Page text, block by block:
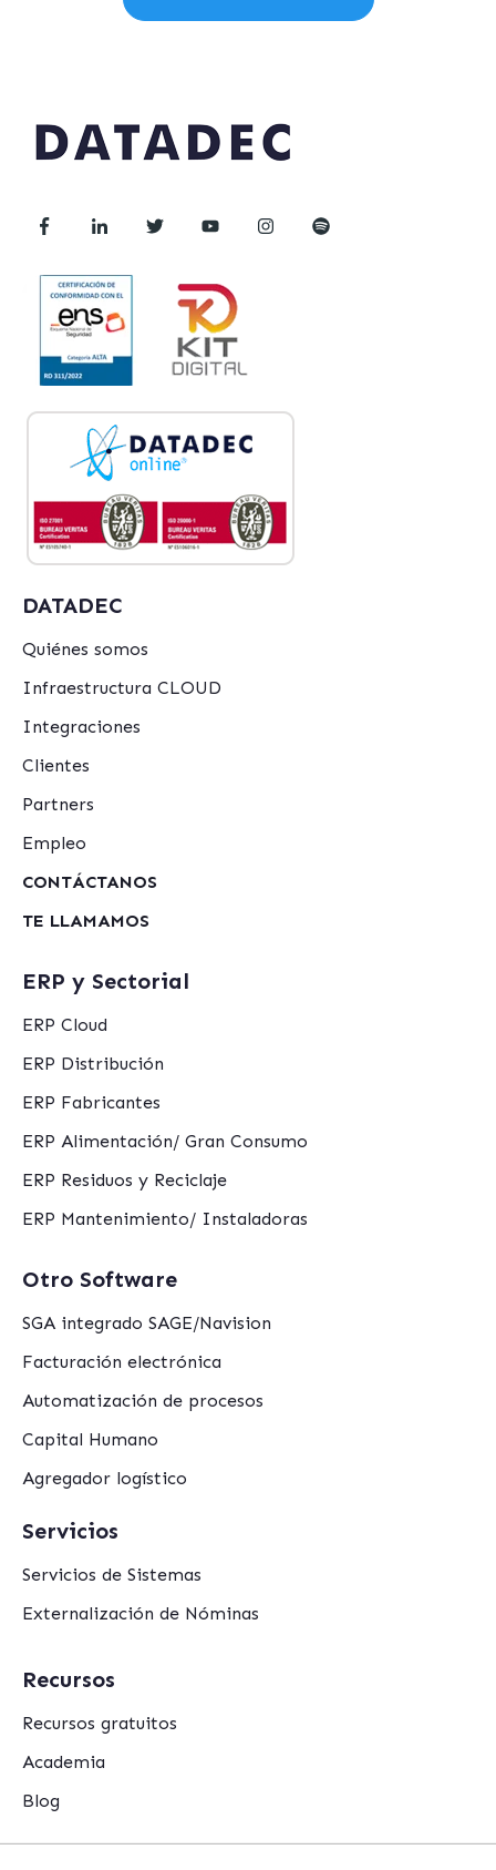
DATADEC
Quiénes somos
Infraestructura CLOUD
Integraciones
Clientes
Partners
Empleo
CONTÁCTANOS
TE LLAMAMOS
ERP y Sectorial
ERP Cloud
ERP Distribución
ERP Fabricantes
ERP Alimentación/ Gran Consumo
ERP Residuos y Reciclaje
ERP Mantenimiento/ Instaladoras
Otro Software
SGA integrado SAGE/Navision
Facturación electrónica
Automatización de procesos
Capital Humano
Agregador logístico
Servicios
Servicios de Sistemas
Externalización de Nóminas
Recursos
Recursos gratuitos
Academia
Blog